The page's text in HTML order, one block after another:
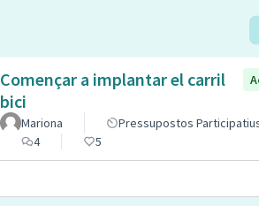
Començar a implantar el carril
bici
Mariona
Pressupostos
4
5